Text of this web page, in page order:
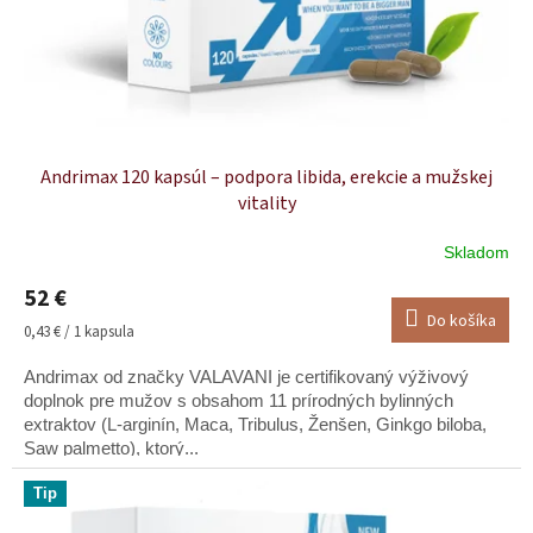
Andrimax 120 kapsúl – podpora libida, erekcie a mužskej
vitality
produktu
je
5,0
z
5
hviezdičiek.
Skladom
52 €
Jednotková
0,43 € / 1 kapsula Do košíka
Andrimax od značky VALAVANI je certifikovaný výživový
doplnok pre mužov s obsahom 11 prírodných bylinných
extraktov (L-arginín, Maca, Tribulus, Ženšen, Ginkgo biloba,
Saw palmetto), ktorý...
Tip